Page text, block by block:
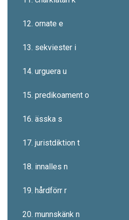
12. ornate e
13. sekviester i
14. urguera u
15. predikoament o
16. ässka s
17. juristdiktion t
18. innalles n
19. hårdförr r
20. munnskänk n